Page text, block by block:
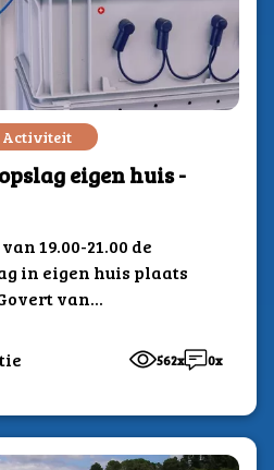
Activiteit
eigen huis -
19.00-21.00 de
in eigen huis plaats
van...
562x 0x